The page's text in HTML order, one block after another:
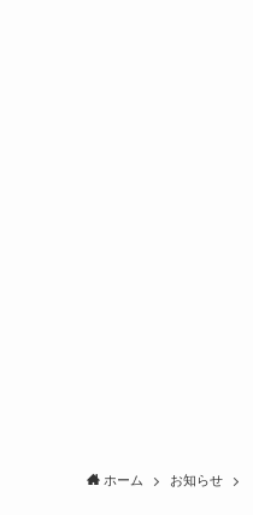
ホーム お知らせ